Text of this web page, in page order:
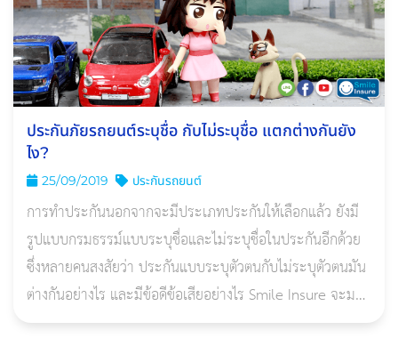
ประกันภัยรถยนต์ระบุชื่อ กับไม่ระบุชื่อ แตกต่างกันยัง
ไง?
25/09/2019 ประกันรถยนต์
การทำประกันนอกจากจะมีประเภทประกันให้เลือกแล้ว ยังมี
รูปแบบกรมธรรม์แบบระบุชื่อและไม่ระบุชื่อในประกันอีกด้วย
ซึ่งหลายคนสงสัยว่า ประกันแบบระบุตัวตนกับไม่ระบุตัวตนมัน
ต่างกันอย่างไร และมีข้อดีข้อเสียอย่างไร Smile Insure จะมา
ตอบให้นะคะ